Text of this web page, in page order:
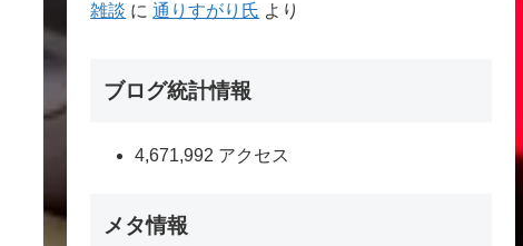
雑談 に通りすがり氏 より
ブログ統計情報
4,671,992 アクセス
メタ情報